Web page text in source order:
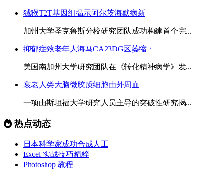
狨猴T2T基因组揭示阿尔茨海默病新
加州大学圣克鲁斯分校研究团队成功构建首个完...
抑郁症致老年人海马CA23DG区萎缩：
美国南加州大学研究团队在《转化精神病学》发...
衰老人类大脑微胶质细胞由外周血
一项由斯坦福大学研究人员主导的突破性研究揭...
热点动态
日本科学家成功合成人工
Excel 实战技巧精粹
Photoshop 教程